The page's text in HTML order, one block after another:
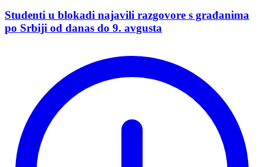
Studenti u blokadi najavili razgovore s građanima
po Srbiji od danas do 9. avgusta